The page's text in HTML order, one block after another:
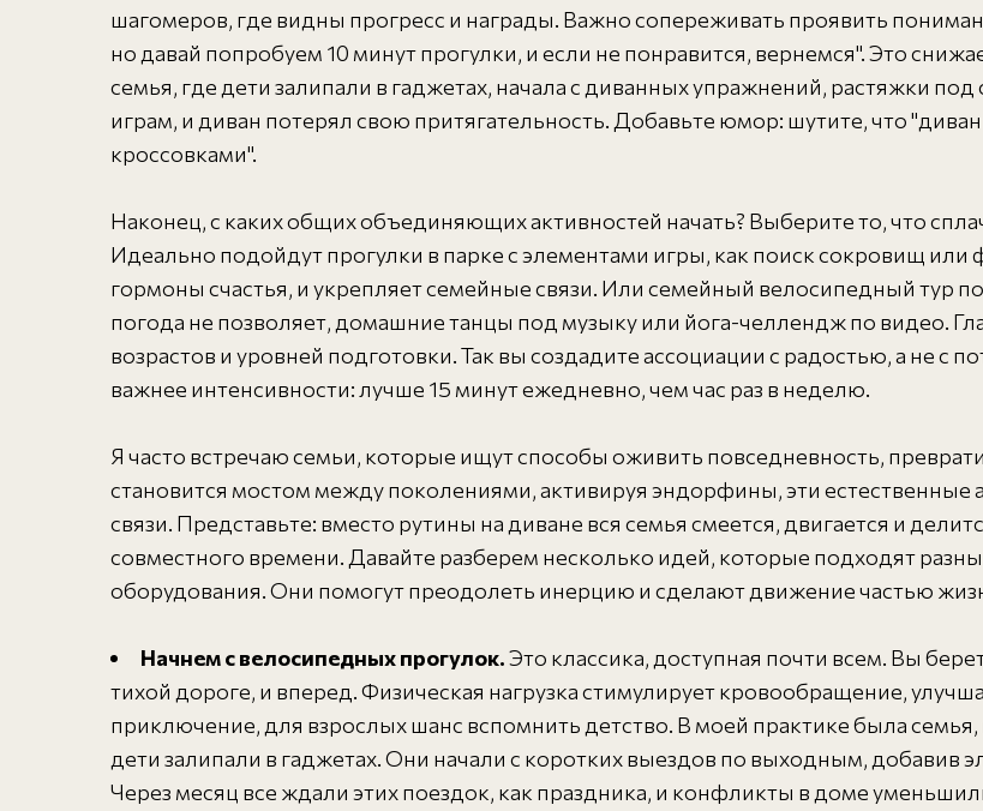
шагомеров, где видны прогресс и награды. Важно сопереживать проявить
но давай попробуем 10 минут прогулки, и если не понравится, вернемся". Это
семья, где дети залипали в гаджетах, начала с диванных упражнений, растяжки
играм, и диван потерял свою притягательность. Добавьте юмор: шутите, что
кроссовками".
Наконец, с каких общих объединяющих активностей начать? Выберите то, что
Идеально подойдут прогулки в парке с элементами игры, как поиск сокровищ
гормоны счастья, и укрепляет семейные связи. Или семейный велосипедный тур
погода не позволяет, домашние танцы под музыку или йога-челлендж по видео.
возрастов и уровней подготовки. Так вы создадите ассоциации с радостью, а не
важнее интенсивности: лучше 15 минут ежедневно, чем час раз в неделю.
Я часто встречаю семьи, которые ищут способы оживить повседневность,
становится мостом между поколениями, активируя эндорфины, эти
связи. Представьте: вместо рутины на диване вся семья смеется, двигается и
совместного времени. Давайте разберем несколько идей, которые подходят
оборудования. Они помогут преодолеть инерцию и сделают движение частью
Начнем с велосипедных прогулок.Это классика, доступная почти всем. Вы
тихой дороге, и вперед. Физическая нагрузка стимулирует кровообращение,
приключение, для взрослых шанс вспомнить детство. В моей практике была семья,
дети залипали в гаджетах. Они начали с коротких выездов по выходным, добавив
Через месяц все ждали этих поездок, как праздника, и конфликты в доме